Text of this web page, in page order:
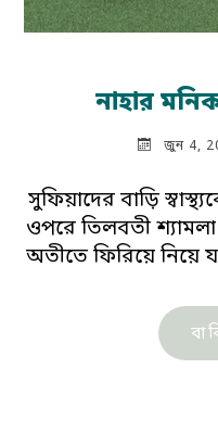
নাহার
জুন 4,
সুফিয়াদের বাড়ি
ওপরে তিলবতী শ্যামলা
অতীতে ফিরিয়ে নিয়ে